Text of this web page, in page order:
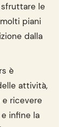
le
piani
dalla
è
attività,
ricevere
infine la